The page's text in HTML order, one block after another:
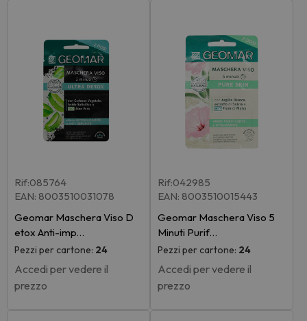
Rif:085764
EAN: 8003510031078
Geomar Maschera Viso D
etox Anti-imp…
Pezzi per cartone: 24
Accedi per vedere il
prezzo
Rif:042985
EAN: 8003510015443
Geomar Maschera Viso 5
Minuti Purif…
Pezzi per cartone: 24
Accedi per vedere il
prezzo